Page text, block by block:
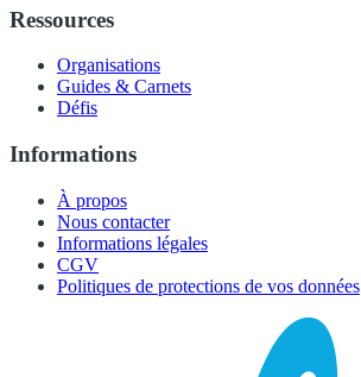
Ressources
Organisations
Guides & Carnets
Défis
Informations
À propos
Nous contacter
Informations légales
CGV
Politiques de protections de vos données